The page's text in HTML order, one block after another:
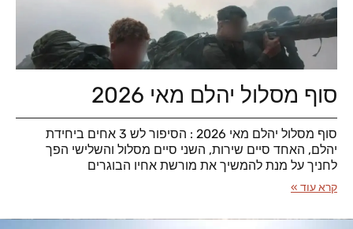
סוף מסלול יהלם מאי 2026
סוף מסלול יהלם מאי 2026 : הסיפור לש 3 אחים ביחידת
יהלם, האחד סיים שירות, השני סיים מסלול והשלישי הפך
לחניך על מנת להמשיך את מורשת אחיו הבוגרים
קרא עוד »